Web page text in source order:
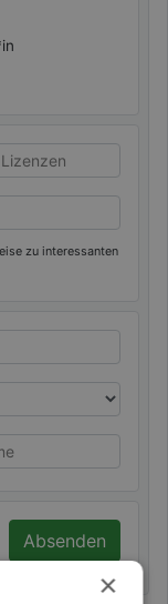
eine
(oder privat)
zu interessanten
Absenden
×